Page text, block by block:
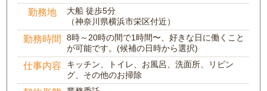
勤務地
大船 徒歩5分
（神奈川県横浜市栄区付近）
勤務時間
8時～20時の間で1時間〜、好きな日に働くこと
が可能です。(候補の日時から選択)
仕事内容
キッチン、トイレ、お風呂、洗面所、リビン
グ、その他のお掃除